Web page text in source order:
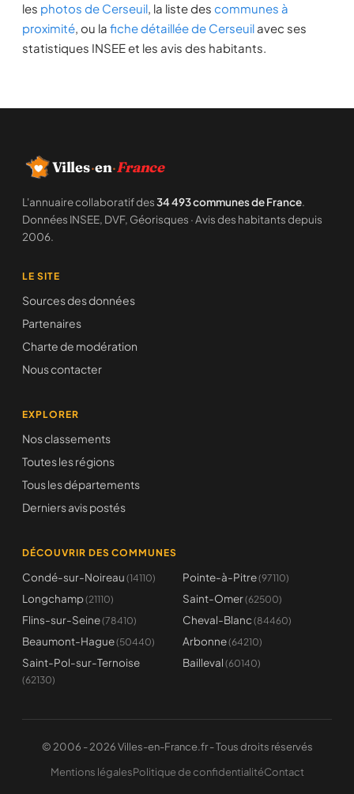
les photos de Cerseuil, la liste des communes à
proximité, ou la fiche détaillée de Cerseuil avec ses
statistiques INSEE et les avis des habitants.
Villes·en·France
L'annuaire collaboratif des34 493 communes de France.
Données INSEE, DVF, Géorisques · Avis des habitants depuis
2006.
LE SITE
Sources des données
Partenaires
Charte de modération
Nous contacter
EXPLORER
Nos classements
Toutes les régions
Tous les départements
Derniers avis postés
DÉCOUVRIR DES COMMUNES
Condé-sur-Noireau (14110) Pointe-à-Pitre(97110)
Longchamp(21110) Saint-Omer(62500)
Flins-sur-Seine(78410) Cheval-Blanc (84460)
Beaumont-Hague(50440) Arbonne(64210)
Saint-Pol-sur-Ternoise
(62130)
Bailleval (60140)
© 2006 - 2026 Villes-en-France.fr - Tous droits réservés
Mentions légalesPolitique de confidentialitéContact